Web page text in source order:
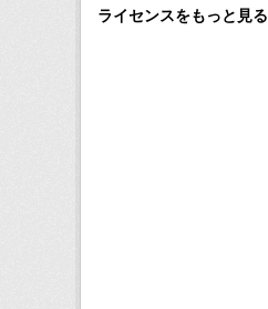
ライセンスをもっと見る